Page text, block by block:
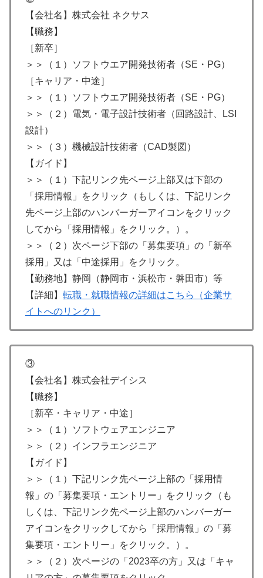
【会社名】株式会社 ネクサス
【職務】
［新卒］
＞＞（１）ソフトウエア開発技術者（SE・PG）
［キャリア・中途］
＞＞（１）ソフトウエア開発技術者（SE・PG）
＞＞（２）電気・電子設計技術者（回路設計、LSI
設計）
＞＞（３）機械設計技術者（CAD製図）
【ガイド】
＞＞（１）下記リンク先ページ上部又は下部の
「採用情報」をクリック（もしくは、下記リンク
先ページ上部のハンバーガーアイコンをクリック
してから「採用情報」をクリック。）。
＞＞（２）次ページ下部の「募集要項」の「新卒
採用」又は「中途採用」をクリック。
【勤務地】静岡（静岡市・浜松市・磐田市）等
【詳細】 転職・就職情報の詳細はこちら（企業サ
イトへのリンク）
③
【会社名】株式会社デイシス
【職務】
［新卒・キャリア・中途］
＞＞（１）ソフトウェアエンジニア
＞＞（２）インフラエンジニア
【ガイド】
＞＞（１）下記リンク先ページ上部の「採用情
報」の「募集要項・エントリー」をクリック（も
しくは、下記リンク先ページ上部のハンバーガー
アイコンをクリックしてから「採用情報」の「募
集要項・エントリー」をクリック。）。
＞＞（２）次ページの「2023卒の方」又は「キャ